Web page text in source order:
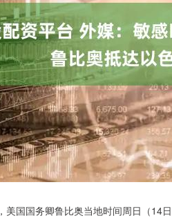
美国国务卿鲁比奥当地时间周日（
-34.08 -0.24%